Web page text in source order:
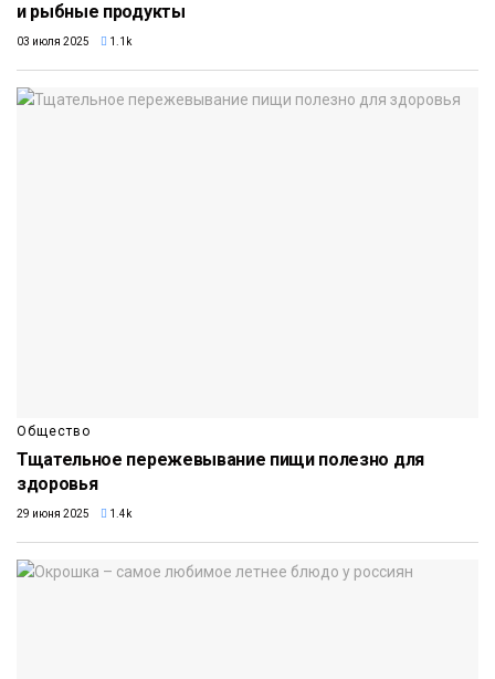
и рыбные продукты
03 июля 2025 1.1k
Общество
Тщательное пережевывание пищи полезно для
здоровья
29 июня 2025 1.4k